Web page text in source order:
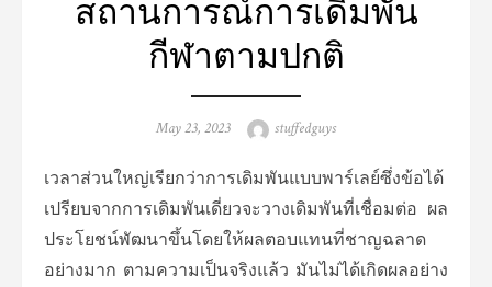
กีฬาตามปกติ
Posted
May 23, 2023 Author
stuffedguys
เวลาส่วนใหญ่เรียกว่าการเดิมพันแบบพาร์เลย์ซึ่งข้อได้
เปรียบจากการเดิมพันเดี่ยวจะวางเดิมพันที่เชื่อมต่อ ผล
ประโยชน์พัฒนาขึ้นโดยให้ผลตอบแทนที่ชาญฉลาด
อย่างมาก ตามความเป็นจริงแล้ว มันไม่ได้เกิดผลอย่าง